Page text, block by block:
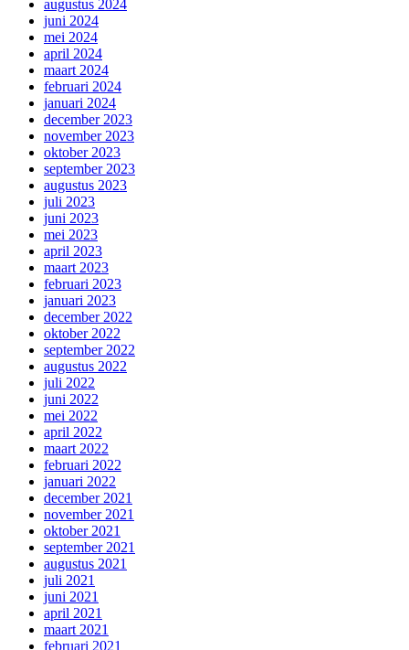
augustus 2024
juni 2024
mei 2024
april 2024
maart 2024
februari 2024
januari 2024
december 2023
november 2023
oktober 2023
september 2023
augustus 2023
juli 2023
juni 2023
mei 2023
april 2023
maart 2023
februari 2023
januari 2023
december 2022
oktober 2022
september 2022
augustus 2022
juli 2022
juni 2022
mei 2022
april 2022
maart 2022
februari 2022
januari 2022
december 2021
november 2021
oktober 2021
september 2021
augustus 2021
juli 2021
juni 2021
april 2021
maart 2021
februari 2021